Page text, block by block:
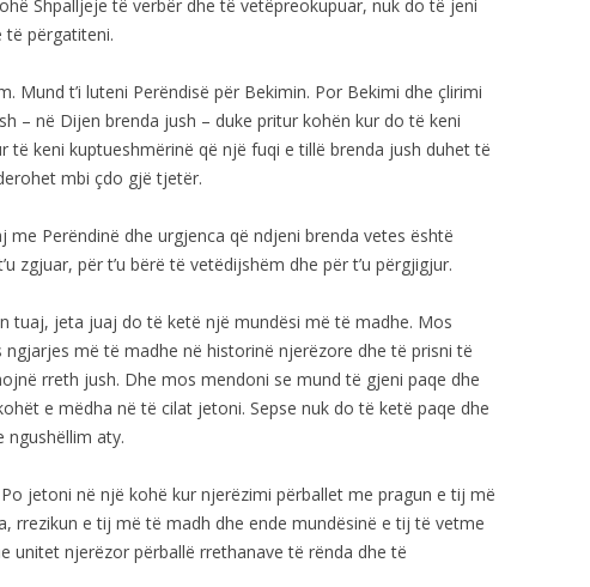
Shpalljeje të verbër dhe të vetëpreokupuar, nuk do të jeni
të përgatiteni.
Mund t’i luteni Perëndisë për Bekimin. Por Bekimi dhe çlirimi
– në Dijen brenda jush – duke pritur kohën kur do të keni
të keni kuptueshmërinë që një fuqi e tillë brenda jush duhet të
mbi çdo gjë tjetër.
me Perëndinë dhe urgjenca që ndjeni brenda vetes është
zgjuar, për t’u bërë të vetëdijshëm dhe për t’u përgjigjur.
tuaj, jeta juaj do të ketë një mundësi më të madhe. Mos
më të madhe në historinë njerëzore dhe të prisni të
rreth jush. Dhe mos mendoni se mund të gjeni paqe dhe
e mëdha në të cilat jetoni. Sepse nuk do të ketë paqe dhe
ngushëllim aty.
jetoni në një kohë kur njerëzimi përballet me pragun e tij më
rrezikun e tij më të madh dhe ende mundësinë e tij të vetme
unitet njerëzor përballë rrethanave të rënda dhe të